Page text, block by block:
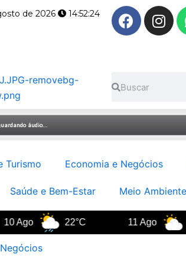
de 2026 14:52:25
F
a
o
k
I
n
a
m
Turismo Economia e Negócios
Saúde e Bem-Estar Meio
22°C 20°C